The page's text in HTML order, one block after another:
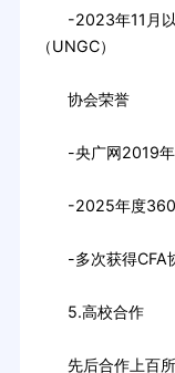
-2023年11月以
（UNGC）
协会荣誉
-央广网2019年
-2025年度360
-多次获得CFA协
5.高校合作
先后合作上百所